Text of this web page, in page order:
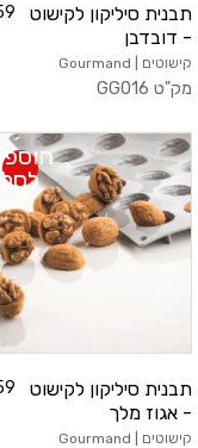
תבנית סיליקון לקישוט
- דובדבן
קישוטים | Gourmand
מק"ט GG016
תבנית סיליקון לקישוט
- אגוז מלך
קישוטים | Gourmand
לסל